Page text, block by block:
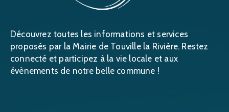
Découvrez toutes les informations et services
proposés par la Mairie de Touville la Rivière. Restez
connecté et participez à la vie locale et aux
évènements de notre belle commune !